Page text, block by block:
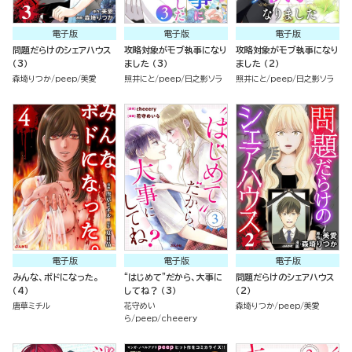
電子版
問題だらけのシェアハウス
（3）
森埼りつか peep 美愛
電子版
攻略対象がモブ執事になり
ました （3）
照井にと peep 日之影ソラ
電子版
攻略対象がモブ執事になり
ました （2）
照井にと peep 日之影ソラ
電子版
みんな、ボドになった。
（4）
唐草ミチル
電子版
“はじめて”だから、大事に
してね？ （3）
花守めい
ら
peep cheeery
電子版
問題だらけのシェアハウス
（2）
森埼りつか peep 美愛